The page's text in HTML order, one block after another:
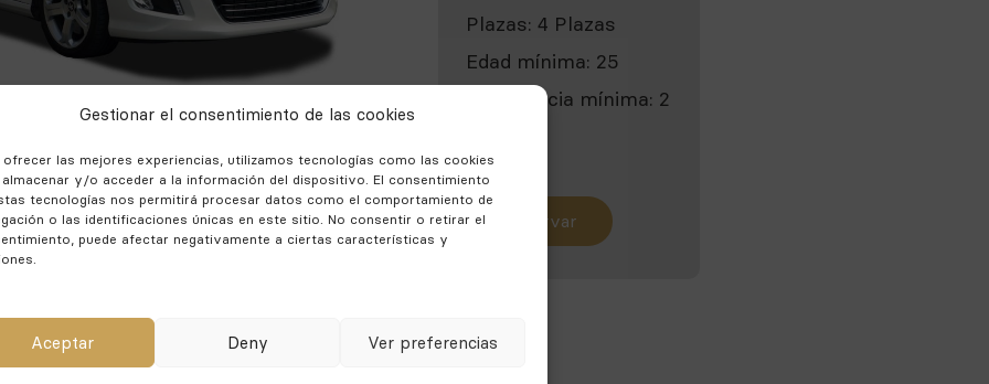
Gestionar el consentimiento de las cookies
ofrecer las mejores experiencias, utilizamos tecnologías como las cookies
almacenar y/o acceder a la información del dispositivo. El consentimiento
tecnologías nos permitirá procesar datos como el comportamiento de
o las identificaciones únicas en este sitio. No consentir o retirar el
puede afectar negativamente a ciertas características y
Aceptar Deny Ver preferencias
CON DEDUCIBLE INCLUIDO
Plazas: 4 Plazas
Edad mínima: 25
Experiencia mínima: 2
Reservar